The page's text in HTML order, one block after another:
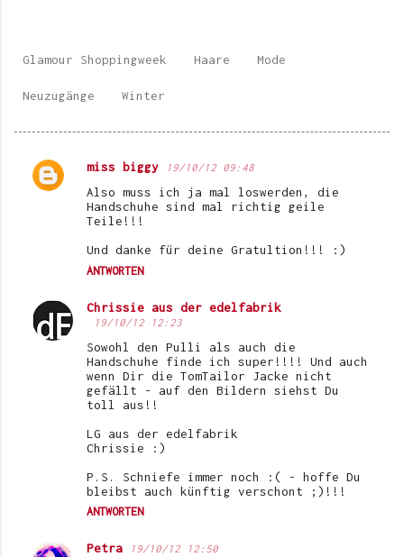
Glamour Shoppingweek Haare Mode
Neuzugänge Winter
K
n
t
miss biggy 19/10/12 09:48
Also muss ich ja mal loswerden, die
Handschuhe sind mal richtig geile
Teile!!!
Und danke für deine Gratultion!!! :)
ANTWORTEN
Chrissie aus der edelfabrik
19/10/12 12:23
Sowohl den Pulli als auch die
Handschuhe finde ich super!!!! Und auch
wenn Dir die TomTailor Jacke nicht
gefällt - auf den Bildern siehst Du
toll aus!!
LG aus der edelfabrik
Chrissie :)
P.S. Schniefe immer noch :( - hoffe Du
bleibst auch künftig verschont ;)!!!
ANTWORTEN
Petra 19/10/12 12:50